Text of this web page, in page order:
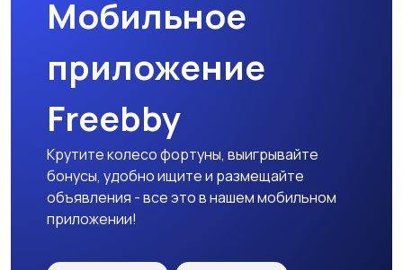
Мобильное
приложение
Freebby
Крутите колесо фортуны, выигрывайте
бонусы, удобно ищите и размещайте
объявления - все это в нашем мобильном
приложении!